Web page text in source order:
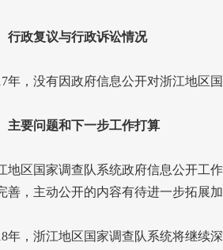
政复议与行政诉讼情况
年，没有因政府信息公开对浙江地区
要问题和下一步工作打算
区国家调查队系统政府信息公开工作
善，主动公开的内容有待进一步拓展
年，浙江地区国家调查队系统将继续